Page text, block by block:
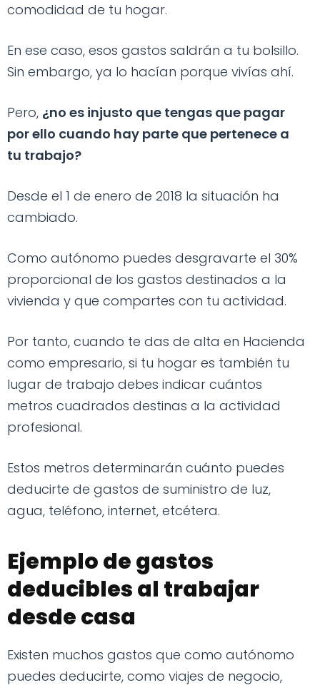
comodidad de tu hogar.
En ese caso, esos gastos saldrán a tu bolsillo.
Sin embargo, ya lo hacían porque vivías ahí.
Pero, ¿no es injusto que tengas que pagar
por ello cuando hay parte que pertenece a
tu trabajo?
Desde el 1 de enero de 2018 la situación ha
cambiado.
Como autónomo puedes desgravarte el 30%
proporcional de los gastos destinados a la
vivienda y que compartes con tu actividad.
Por tanto, cuando te das de alta en Hacienda
como empresario, si tu hogar es también tu
lugar de trabajo debes indicar cuántos
metros cuadrados destinas a la actividad
profesional.
Estos metros determinarán cuánto puedes
deducirte de gastos de suministro de luz,
agua, teléfono, internet, etcétera.
Ejemplo de gastos
deducibles al trabajar
desde casa
Existen muchos gastos que como autónomo
puedes deducirte, como viajes de negocio,